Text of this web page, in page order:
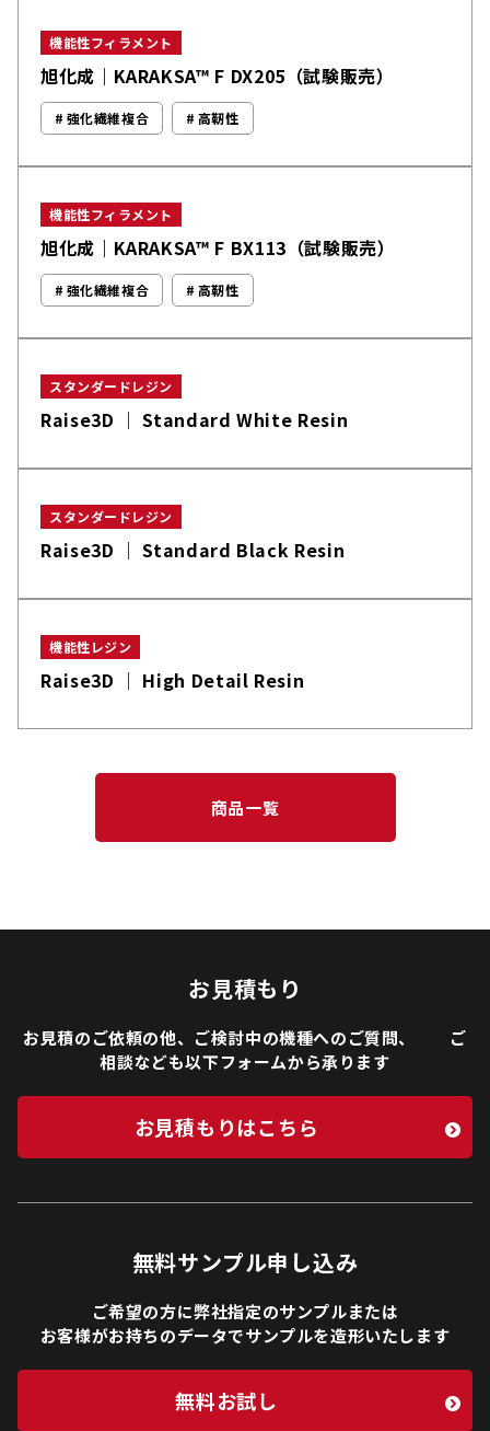
機能性フィラメント
旭化成｜KARAKSA™ F DX205（試験販売）
強化繊維複合 高靭性
機能性フィラメント
旭化成｜KARAKSA™ F BX113（試験販売）
強化繊維複合 高靭性
スタンダードレジン
Raise3D │ Standard White Resin
スタンダードレジン
Raise3D │ Standard Black Resin
機能性レジン
Raise3D │ High Detail Resin
商品一覧
お見積もり
お見積のご依頼の他、ご検討中の機種へのご質問、 ご
相談なども以下フォームから承ります
お見積もりはこちら
無料サンプル申し込み
ご希望の方に弊社指定のサンプルまたは
お客様がお持ちのデータでサンプルを造形いたします
無料お試し